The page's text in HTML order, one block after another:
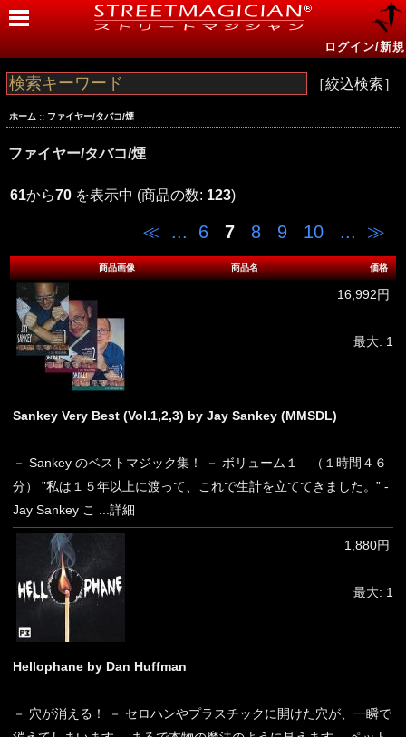
ログイン/新規
［絞込検索］
ホーム :: ファイヤー/タバコ/煙
ファイヤー/タバコ/煙
61から70 を表示中 (商品の数: 123)
≪ ... 6 7 8 9 10 ... ≫
商品画像 商品名 価格
16,992円
最大: 1
Sankey Very Best (Vol.1,2,3) by Jay Sankey (MMSDL)
－ Sankey のベストマジック集！ － ボリューム１ （１時間４６
分） ”私は１５年以上に渡って、これで生計を立ててきました。” -
Jay Sankey こ
...詳細
1,880円
最大: 1
Hellophane by Dan Huffman
－ 穴が消える！ － セロハンやプラスチックに開けた穴が、一瞬で